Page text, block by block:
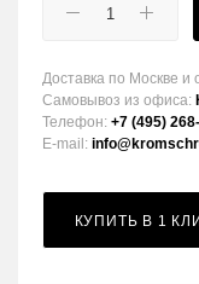
Доставка по Москве и
Самовывоз из офиса:
Телефон: +7 (495)
E-mail:
КУПИТЬ В 1